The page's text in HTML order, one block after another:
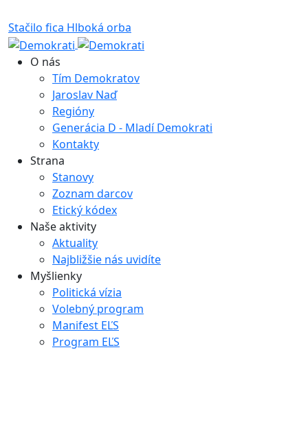
Stačilo fica Hlboká orba
O nás
Tím Demokratov
Jaroslav Naď
Regióny
Generácia D - Mladí Demokrati
Kontakty
Strana
Stanovy
Zoznam darcov
Etický kódex
Naše aktivity
Aktuality
Najbližšie nás uvidíte
Myšlienky
Politická vízia
Volebný program
Manifest EĽS
Program EĽS